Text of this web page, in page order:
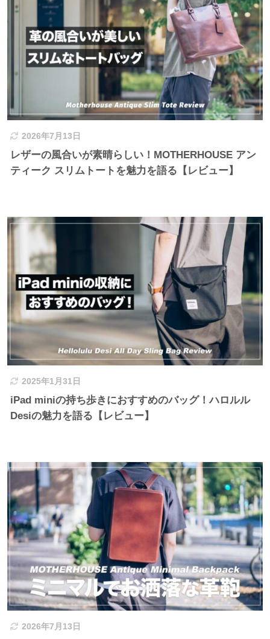
2026年7月13日
レザーの風合いが素晴らしい！MOTHERHOUSE アン
ティーク スリムトートを魅力を語る【レビュー】
2025年1月31日
iPad miniの持ち歩きにおすすめのバッグ！ハロルル
Desiの魅力を語る【レビュー】
2026年7月13日